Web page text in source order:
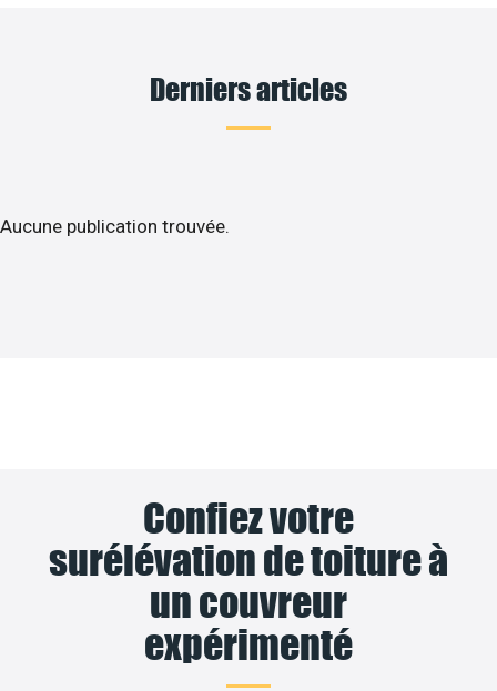
Derniers articles
Aucune publication trouvée.
Confiez votre
surélévation de toiture à
un couvreur
expérimenté